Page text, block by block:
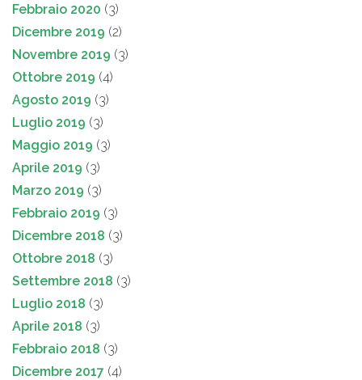
Febbraio 2020 (3)
Dicembre 2019 (2)
Novembre 2019 (3)
Ottobre 2019 (4)
Agosto 2019 (3)
Luglio 2019 (3)
Maggio 2019 (3)
Aprile 2019 (3)
Marzo 2019 (3)
Febbraio 2019 (3)
Dicembre 2018 (3)
Ottobre 2018 (3)
Settembre 2018 (3)
Luglio 2018 (3)
Aprile 2018 (3)
Febbraio 2018 (3)
Dicembre 2017 (4)